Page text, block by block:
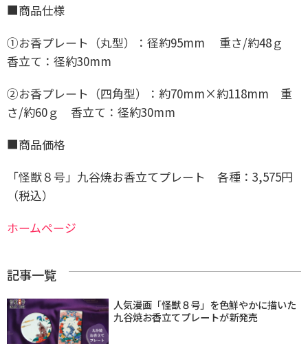
■商品仕様
①お香プレート（丸型）：径約95mm 重さ/約48ｇ
香立て：径約30mm
②お香プレート（四角型）：約70mm×約118mm 重
さ/約60ｇ 香立て：径約30mm
■商品価格
「怪獣８号」九谷焼お香立てプレート 各種：3,575円
（税込）
ホームページ
記事一覧
人気漫画「怪獣８号」を色鮮やかに描いた
九谷焼お香立てプレートが新発売